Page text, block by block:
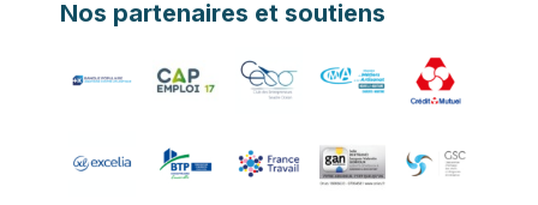
Nos partenaires et soutiens